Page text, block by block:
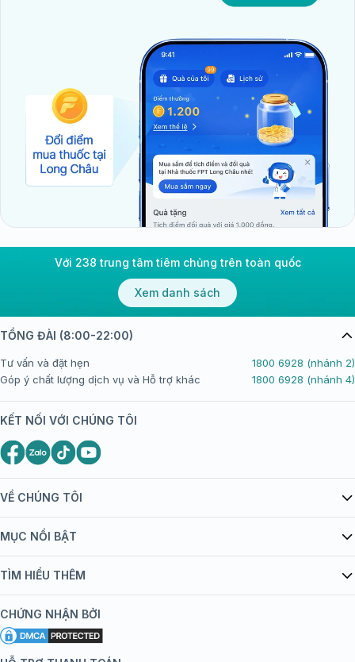
Với 238 trung tâm tiêm chủng trên toàn quốc
Xem danh sách
VỀ CHÚNG TÔI
Giới thiệu Tiêm Chủng FPT Long Châu
bán hàng
Chính sách nội dung
Chính sách bảo mật
MỤC NỔI BẬT
Danh mục vắc xin
Đội ngũ bác sĩ, chuyên gia
TÌM HIỂU THÊM
Khuyến mãi
Tôi nên tiêm gì?
CHỨNG NHẬN BỞI
TỔNG ĐÀI (8:00-22:00)
Tư vấn và đặt hẹn
1800 6928 (nhánh 2)
Góp ý chất lượng dịch vụ và Hỗ trợ khác
1800 6928 (nhánh 4)
KẾT NỐI VỚI CHÚNG TÔI